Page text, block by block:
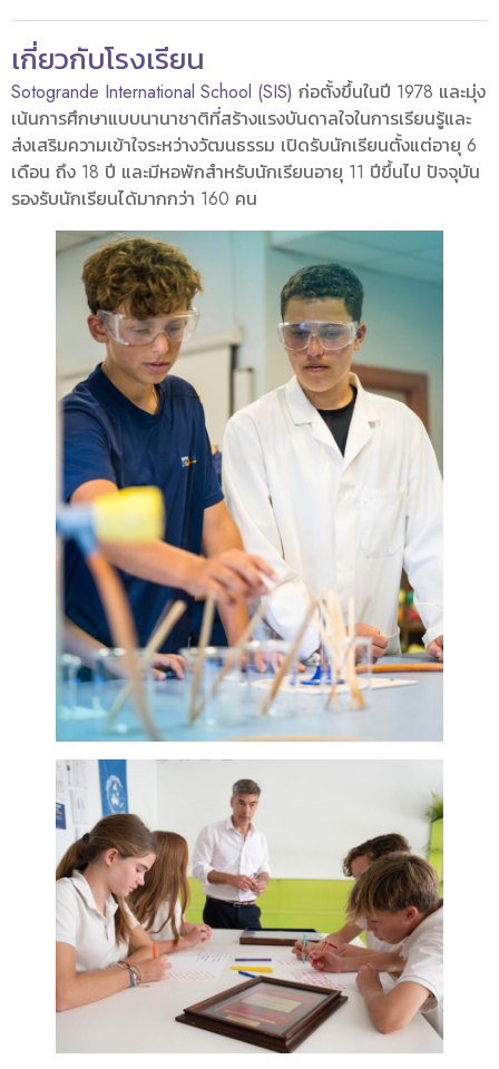
เกี่ยวกับโรงเรียน
Sotogrande International School (SIS) ก่อตั้งขึ้นในปี 1978 และมุ่ง
เน้นการศึกษาแบบนานาชาติที่สร้างแรงบันดาลใจในการเรียนรู้และ
ส่งเสริมความเข้าใจระหว่างวัฒนธรรม เปิดรับนักเรียนตั้งแต่อายุ 6
เดือน ถึง 18 ปี และมีหอพักสำหรับนักเรียนอายุ 11 ปีขึ้นไป ปัจจุบัน
รองรับนักเรียนได้มากกว่า 160 คน